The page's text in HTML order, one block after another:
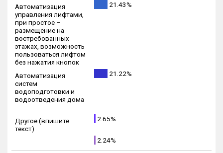
Автоматизация
управления лифтами,
при простое –
размещение на
востребованных
этажах, возможность
пользоваться лифтом
без нажатия кнопок
21.43%
Автоматизация
систем
водоподготовки и
водоотведения дома
21.22%
Другое (впишите
текст)
2.65%
2.24%